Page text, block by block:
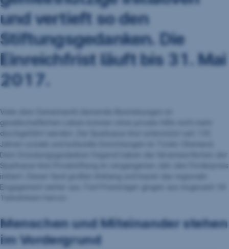
und vertieft so den
Stiftungsgedanken. Die
Einreichfrist läuft bis 31. Mai
2017.
Viele dem Gemeinwohl dienende Bestrebungen im
gesellschaftlichen Leben können ohne private Hilfe nicht mehr
durchgeführt werden. Die Sparkasse Imst unterstützt seit 135
Jahren soziale und kulturelle Einrichtungen im Tiroler Oberland.
Dem Gründungsgedanken folgend haben die Verantwortlichen der
Sparkasse Imst Privatstiftung im vergangenen Jahr den Förderpreis
initiiert. Dieser fand großen Anklang und baute das regionale
Engagement weiter aus. Fünf Preisträger gingen aus insgesamt 34
Teilnehmern hervor.
Menschen und Miteinander stehen
im Vordergrund